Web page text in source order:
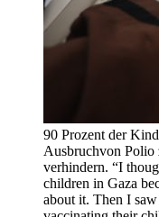
90 Prozent der
Ausbruchvon Polio
verhindern. “I
children in Gaza
about it. Then I